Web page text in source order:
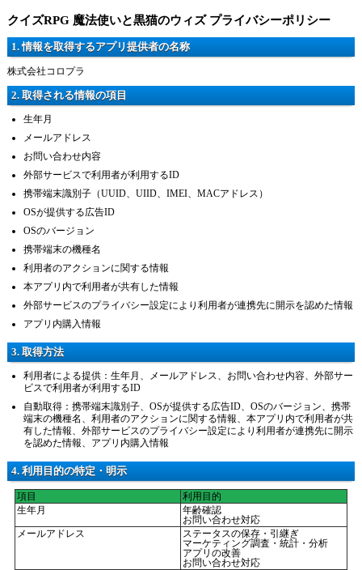
クイズRPG 魔法使いと黒猫のウィズ プライバシーポリシー
1. 情報を取得するアプリ提供者の名称
株式会社コロプラ
2. 取得される情報の項目
生年月
メールアドレス
お問い合わせ内容
外部サービスで利用者が利用するID
携帯端末識別子（UUID、UIID、IMEI、MACアドレス）
OSが提供する広告ID
OSのバージョン
携帯端末の機種名
利用者のアクションに関する情報
本アプリ内で利用者が共有した情報
外部サービスのプライバシー設定により利用者が連携先に開示を認めた情報
アプリ内購入情報
3. 取得方法
利用者による提供：生年月、メールアドレス、お問い合わせ内容、外部サー
ビスで利用者が利用するID
自動取得：携帯端末識別子、OSが提供する広告ID、OSのバージョン、携帯
端末の機種名、利用者のアクションに関する情報、本アプリ内で利用者が共
有した情報、外部サービスのプライバシー設定により利用者が連携先に開示
を認めた情報、アプリ内購入情報
4. 利用目的の特定・明示
項目
利用目的
生年月
年齢確認
お問い合わせ対応
メールアドレス
ステータスの保存・引継ぎ
マーケティング調査・統計・分析
アプリの改善
お問い合わせ対応